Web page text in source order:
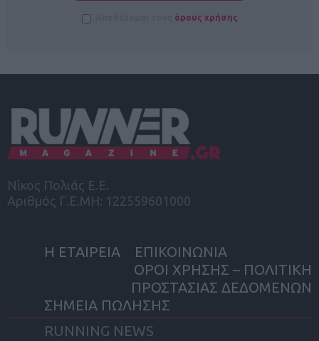
όρους χρήσης
Νίκος Πολιάς Ε.Ε.
Αριθμός Γ.Ε.ΜΗ: 122559601000
Η ΕΤΑΙΡΕΙΑ
ΕΠΙΚΟΙΝΩΝΙΑ
ΟΡΟΙ ΧΡΗΣΗΣ – ΠΟΛΙΤΙΚΗ
ΠΡΟΣΤΑΣΙΑΣ ΔΕΔΟΜΕΝΩΝ
ΣΗΜΕΙΑ ΠΩΛΗΣΗΣ
RUNNING NEWS